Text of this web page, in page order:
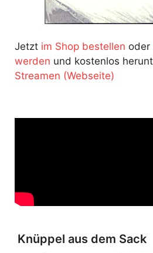
Jetzt im Shop bestellen oder
werden und kostenlos
Streamen (Webseite)
Knüppel aus dem Sack